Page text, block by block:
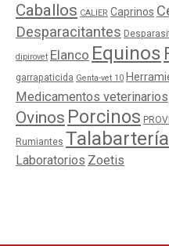
Caballos CALIER Caprinos
Desparacitantes
dipirovet Elanco Equinos
garrapaticida Genta-vet 10
Medicamentos veterinarios
Ovinos Porcinos
Rumiantes Talabartería
Laboratorios Zoetis